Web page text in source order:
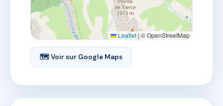
Leaflet|© OpenStreetMap
🗺 Voir sur Google Maps